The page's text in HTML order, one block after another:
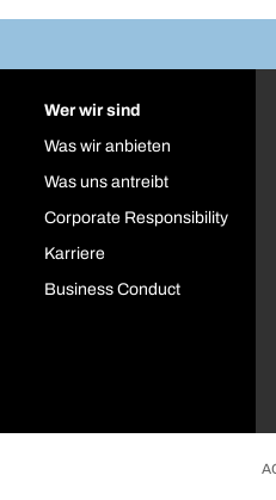
Wer wir sind
Was wir anbieten
Was uns antreibt
Corporate Responsibility
Karriere
Business Conduct